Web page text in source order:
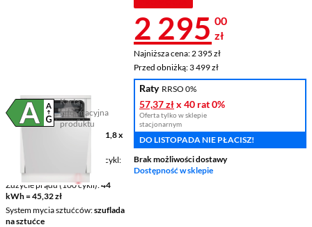
Karta
informacyjna
produktu
Plik w formacie pdf
(otworzy się w nowym oknie)
Wymiary (SxWxG)
59,8 x 81,8 x
Pojemność/Zużycie wody - cykl
15 kpl. / 9,9 litra
Zużycie prądu (100 cykli) 44
kWh = 45,32 zł
System mycia sztućców szuflada
na sztućce
Cena 2 295
2 295 00
zł
Najniższa cena: 2 395 zł
Najniższa cena: 2 395 zł
Przed obniżką: 3 499 zł
Przed obniżką:3 499 zł
Raty RRSO 0%
57,37 złx 40 rat0%
Oferta tylko w sklepie
stacjonarnym
DO LISTOPADA NIE PŁACISZ!
Brak możliwości dostawy
Dostępność w sklepie